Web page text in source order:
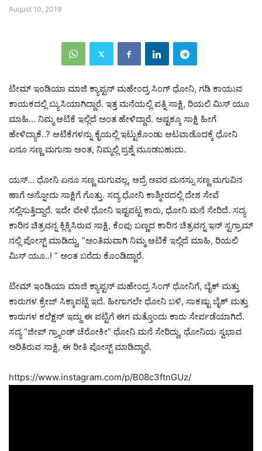
August 10, 2019
ಟೀಮ್ ಇಂಡಿಯಾ ಮಾಜಿ ಕ್ಯಾಪ್ಟನ್ ಮಹೇಂದ್ರ ಸಿಂಗ್ ಧೋನಿ, ಗಡಿ ಕಾಯುವ
ಕಾಯಕದಲ್ಲಿ ಬ್ಯುಸಿಯಾಗಿದ್ದಾರೆ. ಇತ್ತ ಮನೆಯಲ್ಲಿ ಪತ್ನಿ ಸಾಕ್ಷಿ, ರಿಯಲಿ ಮಿಸ್ ಯೂ
ಮಾಹಿ… ನಿಮ್ಮ ಆಟಿಕೆ ಇಲ್ಲಿದೆ ಅಂತ ಹೇಳಿದ್ದಾರೆ. ಅಷ್ಟಕ್ಕೂ ಸಾಕ್ಷಿ ಹೀಗೆ
ಹೇಳಿದ್ಯಾಕೆ..? ಆಟಿಕೆಗಳನ್ನು ಕೈಯಲ್ಲಿ ಇಟ್ಟುಕೊಂಡು ಆಟವಾಡೊದಕ್ಕೆ ಧೋನಿ
ಏನೂ ಸಣ್ಣ ಮಗುನಾ ಅಂತ, ನಿಮ್ಮಲ್ಲಿ ಪ್ರಶ್ನೆ ಮೂಡಬಹುದು.
ಯಸ್… ಧೋನಿ ಏನೂ ಸಣ್ಣ ಮಗುವಲ್ಲ, ಆದ್ರೆ ಅವರ ಮನಸ್ಸು ಸಣ್ಣ ಮಗುವಿನ
ಹಾಗೆ ಅನ್ನೋದು ಸಾಕ್ಷಿಗೆ ಗೊತ್ತು. ಸದ್ಯ ಧೋನಿ ಕಾಶ್ಮೀರದಲ್ಲಿ ದೇಶ ಸೇವೆ
ಸಲ್ಲಿಸುತ್ತಿದ್ದಾರೆ. ಇದೇ ವೇಳೆ ಧೋನಿ ಇಷ್ಟಪಟ್ಟ ಕಾರು, ಧೋನಿ ಮನೆ ಸೇರಿದೆ. ಸದ್ಯ
ಕಾರಿನ ಚಿತ್ರವನ್ನ ಕ್ಲಿಕ್ಕಿಸಿರುವ ಸಾಕ್ಷಿ, ಕೆಂಪು ಬಣ್ಣದ ಕಾರಿನ ಚಿತ್ರವನ್ನ ಇನ್ ಸ್ಟಗ್ರಾಮ್
ನಲ್ಲಿ ಪೋಸ್ಟ್ ಮಾಡಿದ್ದು, “ಅಂತಿಮವಾಗಿ ನಿಮ್ಮ ಆಟಿಕೆ ಇಲ್ಲಿದೆ ಮಾಹಿ, ರಿಯಲಿ
ಮಿಸ್ ಯೂ..! ” ಅಂತ ಬರೆದು ಕೊಂಡಿದ್ದಾರೆ.
ಟೀಮ್ ಇಂಡಿಯಾ ಮಾಜಿ ಕ್ಯಾಪ್ಟನ್ ಮಹೇಂದ್ರ ಸಿಂಗ್ ಧೋನಿಗೆ, ಬೈಕ್ ಮತ್ತು
ಕಾರುಗಳ ಕ್ರೇಜ್ ಸಿಕ್ಕಾಪಟ್ಟೆ ಇದೆ. ಹೀಗಾಗಲೇ ಧೋನಿ ಬಳಿ, ಸಾಕಷ್ಟು ಬೈಕ್ ಮತ್ತು
ಕಾರುಗಳ ಕಲೆಕ್ಷನ್ ಇದ್ದು ಈ ಪಟ್ಟಿಗೆ ಈಗ ಮತ್ತೊಂದು ಕಾರು ಸೇರ್ಪಡೆಯಾಗಿದೆ.
ಸದ್ಯ “ಜೀಪ್ ಗ್ರ್ಯಾಂಡ್ ಚೆರೋಕೀ” ಧೋನಿ ಮನೆ ಸೇರಿದ್ದು, ಧೋನಿಯ ಸ್ವಭಾವ
ಅರಿತಿರುವ ಸಾಕ್ಷಿ, ಈ ರೀತಿ ಪೋಸ್ಟ್ ಮಾಡಿದ್ದಾರೆ.
https://www.instagram.com/p/B08c3ftnGUz/